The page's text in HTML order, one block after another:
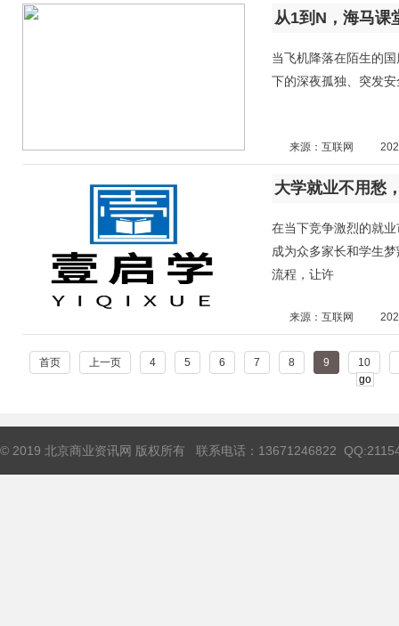
从1到N，海马课
当飞机降落在陌生的
下的深夜孤独、突发
来源：互联网
大学就业不用愁
在当下竞争激烈的就
成为众多家长和学生
流程，让许
来源：互联网
首页 上一页 4 5 6 7 8 9 10
© 2019 北京商业资讯网 版权所有 联系电话：13671246822